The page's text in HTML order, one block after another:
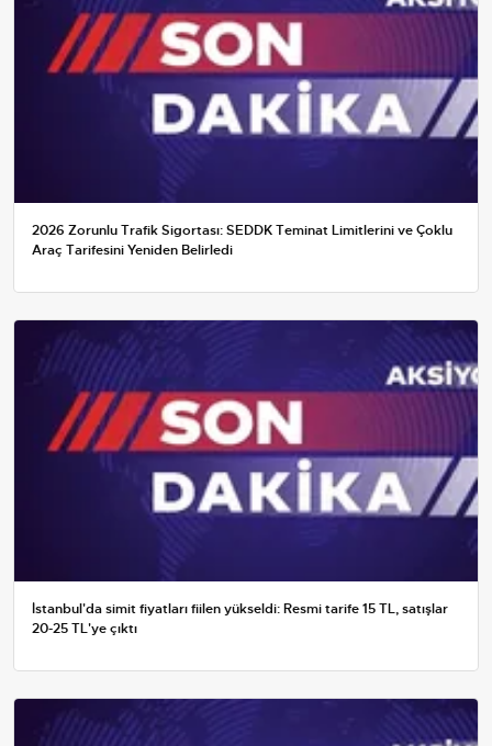
2026 Zorunlu Trafik Sigortası: SEDDK Teminat Limitlerini ve Çoklu
Araç Tarifesini Yeniden Belirledi
İstanbul'da simit fiyatları fiilen yükseldi: Resmi tarife 15 TL, satışlar
20-25 TL'ye çıktı